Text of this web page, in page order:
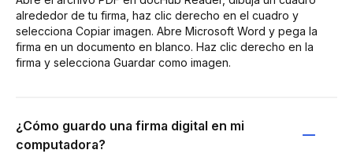
alrededor de tu firma, haz clic derecho en el cuadro y
selecciona Copiar imagen. Abre Microsoft Word y pega la
firma en un documento en blanco. Haz clic derecho en la
firma y selecciona Guardar como imagen.
¿Cómo guardo una firma digital en mi
computadora?